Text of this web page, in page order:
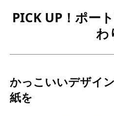
PICK UP！ポー
わ
かっこいいデザイ
紙を